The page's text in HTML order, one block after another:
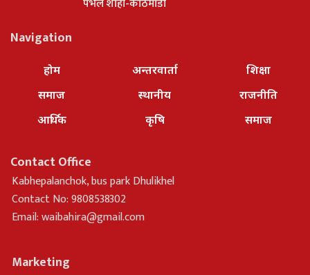
Navigation
होम
समाज
आर्थिक
अन्तरवार्ता
स्थानीय
कृषि
शिक्षा
राजनीति
समाज
Contact Office
Kabhepalanchok, bus park Dhulikhel
Contact No: 9808538302
Email:waibahira@gmail.com
Marketing